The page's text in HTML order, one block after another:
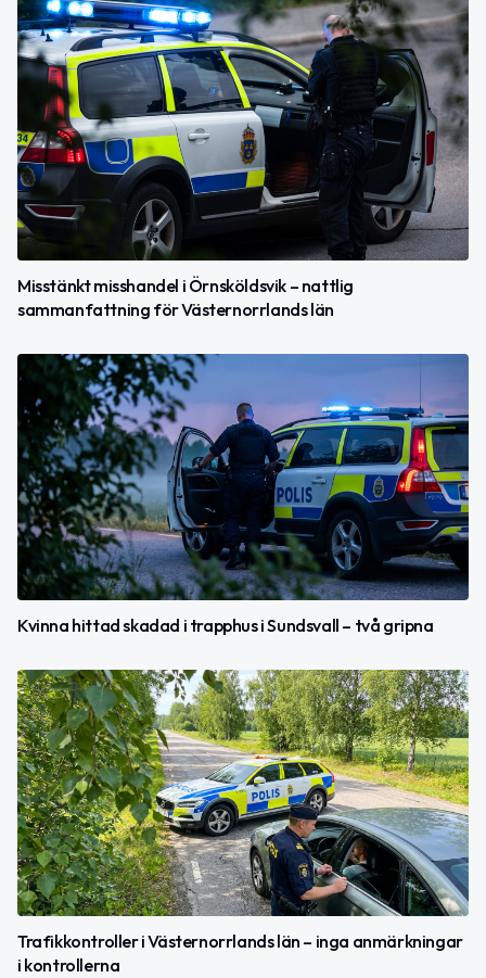
Misstänkt misshandel i Örnsköldsvik – nattlig
sammanfattning för Västernorrlands län
Kvinna hittad skadad i trapphus i Sundsvall – två gripna
Trafikkontroller i Västernorrlands län – inga anmärkningar
i kontrollerna